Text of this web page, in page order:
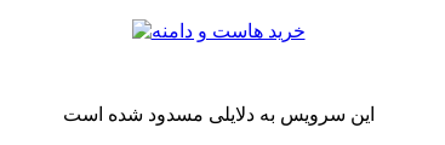
این سرویس به دلایلی مسدود شده است